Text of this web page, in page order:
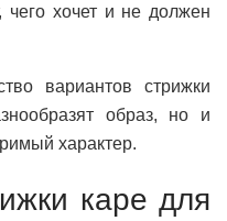
чего хочет и не должен
вариантов стрижки
образ, но и
характер.
каре для